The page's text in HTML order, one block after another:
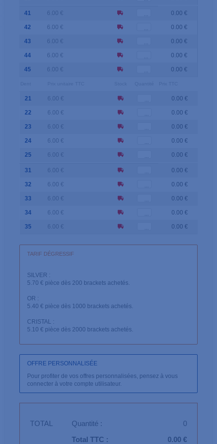
41 6.00 € 0.00 €
42 6.00 € 0.00 €
43 6.00 € 0.00 €
44 6.00 € 0.00 €
45 6.00 € 0.00 €
21 6.00 € 0.00 €
22 6.00 € 0.00 €
23 6.00 € 0.00 €
24 6.00 € 0.00 €
25 6.00 € 0.00 €
31 6.00 € 0.00 €
32 6.00 € 0.00 €
33 6.00 € 0.00 €
34 6.00 € 0.00 €
35 6.00 € 0.00 €
TARIF DÉGRESSIF
SILVER :
5.70 € pièce dès 200 brackets achetés.
OR :
5.40 € pièce dès 1000 brackets achetés.
CRISTAL :
5.10 € pièce dès 2000 brackets achetés.
OFFRE PERSONNALISÉE
Pour profiter de vos offres personnalisées, pensez à vous
connecter à votre compte utilisateur.
TOTAL Quantité :
0
Total TTC :
0.00 €